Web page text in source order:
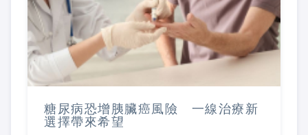
糖尿病恐增胰臟癌風險 一線治療新
選擇帶來希望